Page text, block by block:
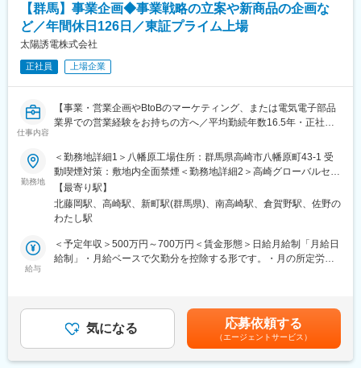
につなげでいます。地域に根ざし、やりがいをもって長く働ける
環境が整っています。
変更の範囲：会社の定める業務
■就業環境
・金融犯罪対策部は６名が在籍しております。
■当ポジションの特徴：
＜「運用担当」ではなく「態勢設計者」になれる＞
取引モニタリング・疑わしい取引届出（STR）だけでなく、
AML/CFT態勢そのものの設計・高度化に関与規模が適正なため、
ルールフロー教育を部分最適ではなく全体最適で見直せます。
＜地域金融 × AMLというリアルな難易度＞
いった現場特有の判断難度が高いため、形式的なAMLではなく、
実態を読み解く判断力が求められます。AML専門家としての「目
利き力」が磨かれる環境です。
＜経営・監督当局との距離が近い＞
規程改定、指摘対応、改善計画において、経営層やリスク管理部
にも深く関与します。そのため、「説明できるAML責任者」とし
ての実績を積むことが可能です。
す。群馬県・埼玉県を中心として東京都・栃木県など首都圏で展
開し、地域のお客さまとの信頼関係を大切にしながら、金融サー
ビスを提供しています。地域経済の円滑化に資する金融仲介機能
の発揮はもちろんのこと、「TOWAお客様応援活動」を通じた財
【群馬】事業企画◆事業戦略の立案や新商品の企画な
ど／年間休日126日／東証プライム上場
太陽誘電株式会社
正社員 上場企業
仕事内容
【事業・営業企画やBtoBのマーケティング、または電気電子部品
業界での営業経験をお持ちの方へ／平均勤続年数16.5年・正社員
■業務内容：
（1）事業戦略の立案
・市場データの収集と分析（業界動向、顧客ニーズ、競合調査、
PEST分析、市場規模（TAM／SAM／SOM）の推計
・自社のポジション把握（SWOT分析、既存事業の収益性分析、
リスクやボトルネックの特定）
・戦略立案（中期経営計画の策定、事業ポートフォリオの整理、
（2）新商品の企画
・アイデア創出（顧客ニーズの調査、技術シーズと市場ニーズの
勤務地
＜勤務地詳細1＞八幡原工場住所：群馬県高崎市八幡原町43-1 受
動喫煙対策：敷地内全面禁煙＜勤務地詳細2＞高崎グローバルセン
ター住所：群馬県高崎市栄町8-1 勤務地最寄駅：JR線／高崎駅受
動喫煙対策：屋内全面禁煙変更の範囲：会社の定める事業所（リ
モートワーク含む）
【最寄り駅】
北藤岡駅、高崎駅、新町駅(群馬県)、南高崎駅、倉賀野駅、佐野の
わたし駅
給与
＜予定年収＞500万円～700万円＜賃金形態＞日給月給制「月給日
給制」・月給ベースで欠勤分を控除する形です。・月の所定労働
あり、前職でのご経験・収入を考慮して最終的に決定いたしま
す。※残業代は実態に応じて全額支給されます。賃金はあくまでも
目安の金額であり、選考を通じて上下する可能性があります。月
給(月額)は固定手当を含めた表記です。
気になる 応募依頼する
（エージェントサービス）